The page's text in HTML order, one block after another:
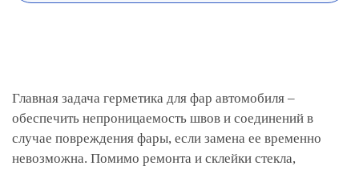
Главная задача герметика для фар автомобиля –
обеспечить непроницаемость швов и соединений в
случае повреждения фары, если замена ее временно
невозможна. Помимо ремонта и склейки стекла,